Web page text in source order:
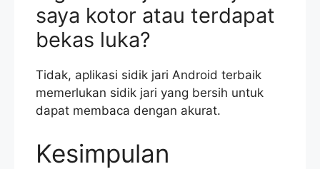
saya kotor atau terdapat
bekas luka?
Tidak, aplikasi sidik jari Android terbaik
memerlukan sidik jari yang bersih untuk
dapat membaca dengan akurat.
Kesimpulan